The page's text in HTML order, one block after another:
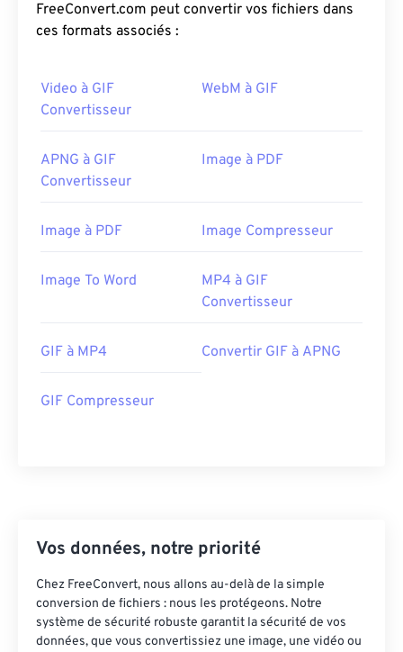
FreeConvert.com peut convertir vos fichiers dans
ces formats associés :
Video à GIF
Convertisseur
WebM à GIF
APNG à GIF
Convertisseur
Image à PDF
Image à PDF Image Compresseur
Image To Word
MP4 à GIF
Convertisseur
GIF à MP4 Convertir GIF à APNG
GIF Compresseur
Vos données, notre priorité
Chez FreeConvert, nous allons au-delà de la simple
conversion de fichiers : nous les protégeons. Notre
système de sécurité robuste garantit la sécurité de vos
données, que vous convertissiez une image, une vidéo ou